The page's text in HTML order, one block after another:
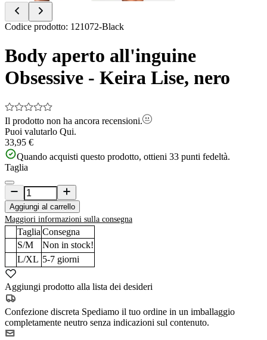
Item
of
Codice prodotto: 121072-Black
Body aperto all'inguine
Obsessive - Keira Lise, nero
Il prodotto non ha ancora recensioni.
Puoi valutarlo Qui.
33,95 €
Quando acquisti questo prodotto, ottieni 33 punti fedeltà.
Taglia
Aggiungi al carrello
Maggiori informazioni sulla consegna
Taglia Consegna
S/M
Non in stock!
L/XL 5-7 giorni
Aggiungi prodotto alla lista dei desideri
Confezione discreta Spediamo il tuo ordine in un imballaggio
completamente neutro senza indicazioni sul contenuto.